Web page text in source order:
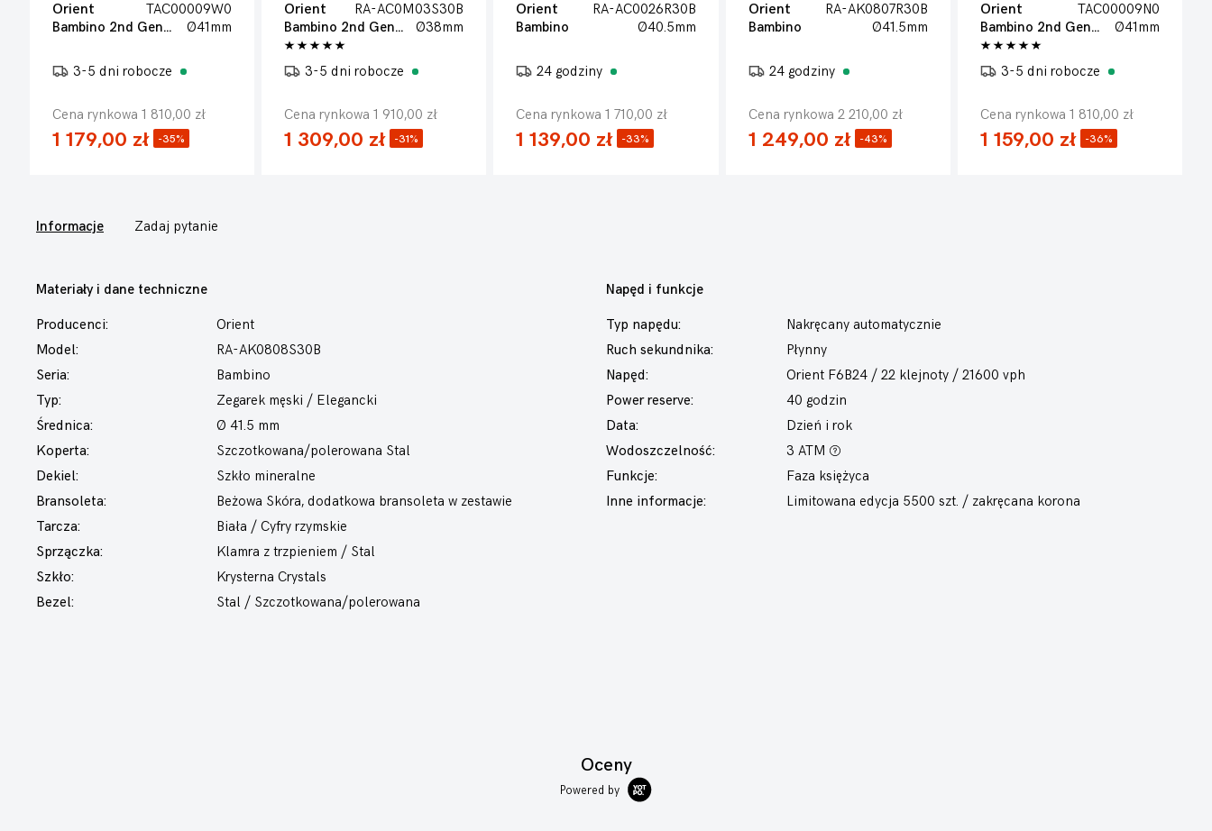
Orient
TAC00009W0
Bambino 2nd Generation
Ø41mm
3-5 dni robocze
Cena rynkowa 1 810,00 zł
1 179,00 zł -35%
Orient
RA-AC0M03S30B
Bambino 2nd Generation
Ø38mm
3-5 dni robocze
Cena rynkowa 1 910,00 zł
1 309,00 zł -31%
Orient
RA-AC0026R30B
Bambino
Ø40.5mm
24 godziny
Cena rynkowa 1 710,00 zł
1 139,00 zł -33%
Orient
RA-AK0807R30B
Bambino
Ø41.5mm
24 godziny
Cena rynkowa 2 210,00 zł
1 249,00 zł -43%
Orient
TAC00009N0
Bambino 2nd Generation
Ø41mm
3-5 dni robocze
Cena rynkowa 1 810,00 zł
1 159,00 zł -36%
Informacje Zadaj pytanie
Materiały i dane techniczne
Producenci:
Orient
Model:
RA-AK0808S30B
Seria:
Bambino
Typ:
Zegarek męski / Elegancki
Średnica:
Ø 41.5 mm
Koperta:
Szczotkowana/polerowana Stal
Dekiel:
Szkło mineralne
Bransoleta:
Beżowa Skóra, dodatkowa bransoleta w zestawie
Tarcza:
Biała / Cyfry rzymskie
Sprzączka:
Klamra z trzpieniem / Stal
Szkło:
Krysterna Crystals
Bezel:
Stal / Szczotkowana/polerowana
Napęd i funkcje
Typ napędu:
Nakręcany automatycznie
Ruch sekundnika:
Płynny
Napęd:
Orient F6B24 / 22 klejnoty / 21600 vph
Power reserve:
40 godzin
Data:
Dzień i rok
Wodoszczelność:
3 ATM
Funkcje:
Faza księżyca
Inne informacje:
Limitowana edycja 5500 szt. / zakręcana korona
Oceny
Powered by